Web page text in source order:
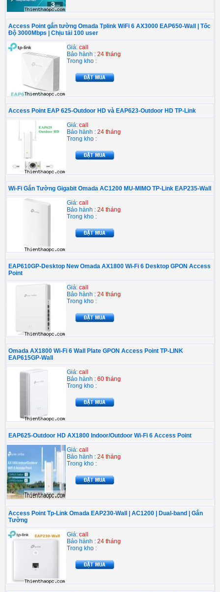
Access Point gắn tường Omada Tplink WiFi 6 AX3000 EAP650-Wall | Tốc
Độ 3000Mbps | Chịu tải 100 user
Giá: call
Bảo hành : 24 tháng
Trong kho :
Access Point EAP 625-Outdoor HD và EAP623-Outdoor HD TP-Link
Giá: call
Bảo hành : 24 tháng
Trong kho :
Wi-Fi Gắn Tường Gigabit Omada AC1200 MU-MIMO TP-Link EAP235-Wall
Giá: call
Bảo hành : 24 tháng
Trong kho :
EAP610GP-Desktop New Omada AX1800 Wi-Fi 6 Desktop GPON Access
Point
Giá: call
Bảo hành : 24 tháng
Trong kho :
Omada AX1800 Wi-Fi 6 Wall Plate GPON Access Point TP-LINK
EAP615GP-Wall
Giá: call
Bảo hành : 60 tháng
Trong kho :
EAP625-Outdoor HD AX1800 Indoor/Outdoor Wi-Fi 6 Access Point
Giá: call
Bảo hành : 24 tháng
Trong kho :
Access Point Tp-Link Omada EAP230-Wall | AC1200 | Dual-band | Gắn
Tường
Giá: call
Bảo hành : 24 tháng
Trong kho :